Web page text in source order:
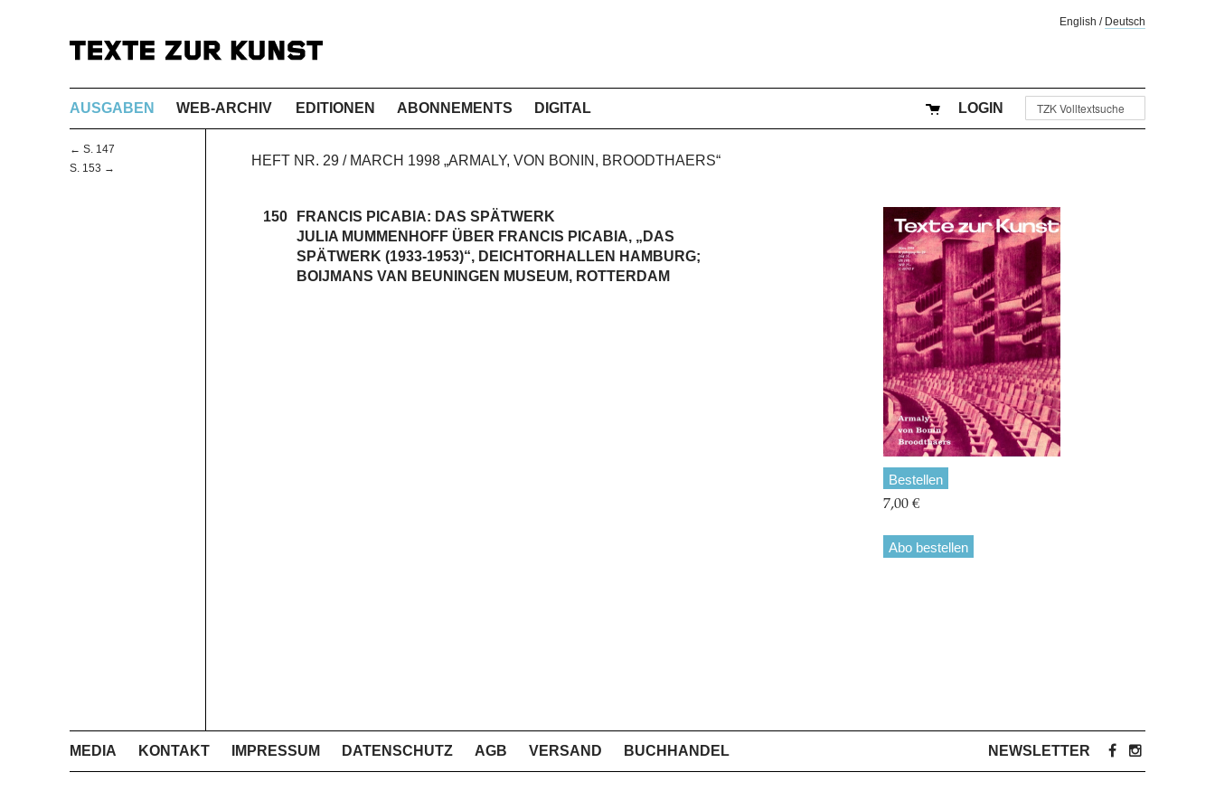
English / Deutsch
AUSGABEN WEB-ARCHIV EDITIONEN ABONNEMENTS DIGITAL LOGIN
← S. 147
S. 153 →
HEFT NR. 29 / MARCH 1998 „ARMALY, VON BONIN, BROODTHAERS“
150
FRANCIS PICABIA: DAS SPÄTWERK
JULIA MUMMENHOFF ÜBER FRANCIS PICABIA, „DAS
SPÄTWERK (1933-1953)“, DEICHTORHALLEN HAMBURG;
BOIJMANS VAN BEUNINGEN MUSEUM, ROTTERDAM
Bestellen
7,00 €
Abo bestellen
MEDIA KONTAKT IMPRESSUM DATENSCHUTZ AGB VERSAND BUCHHANDEL NEWSLETTER